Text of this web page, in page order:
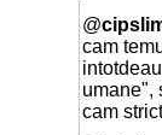
@
cam
umane",
cam